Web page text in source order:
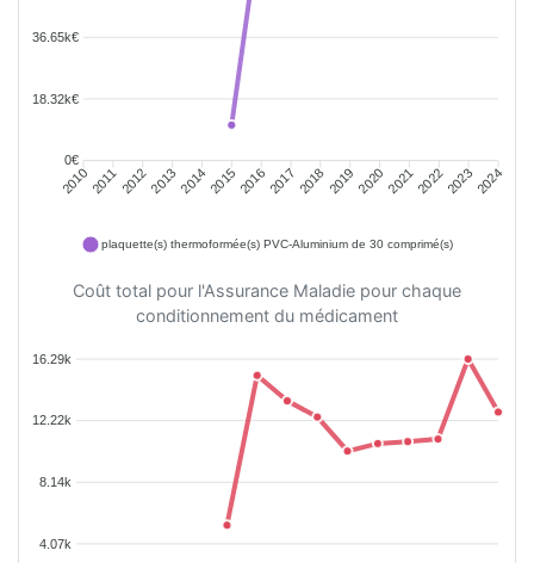
36.65k€
18.32k€
0€
20102011201220132014201520162017 2018 201920202021202220232024
plaquette(s) thermoformée(s) PVC-Aluminium de 30 comprimé(s)
Coût total pour l'Assurance Maladie pour chaque
conditionnement du médicament
16.29k
12.22k
8.14k
4.07k